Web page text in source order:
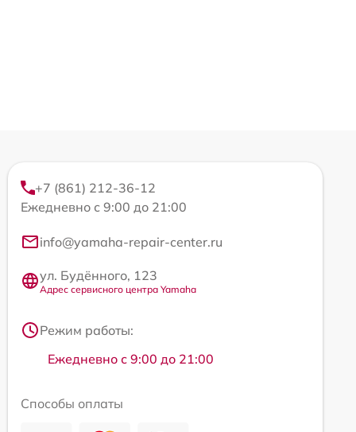
+7 (861) 212-36-12
Ежедневно с 9:00 до 21:00
info@yamaha-repair-center.ru
ул. Будённого, 123
Адрес сервисного центра Yamaha
Режим работы:
Ежедневно с 9:00 до 21:00
Способы оплаты